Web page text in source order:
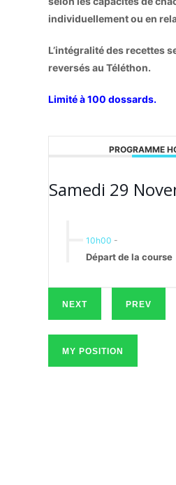
individuellement ou en
L’intégralité des recettes
reversés au Téléthon.
Limité à 100 dossards.
PROGRAMME
Samedi 29
10h00 -
Départ de la course
NEXT PREV
MY POSITION